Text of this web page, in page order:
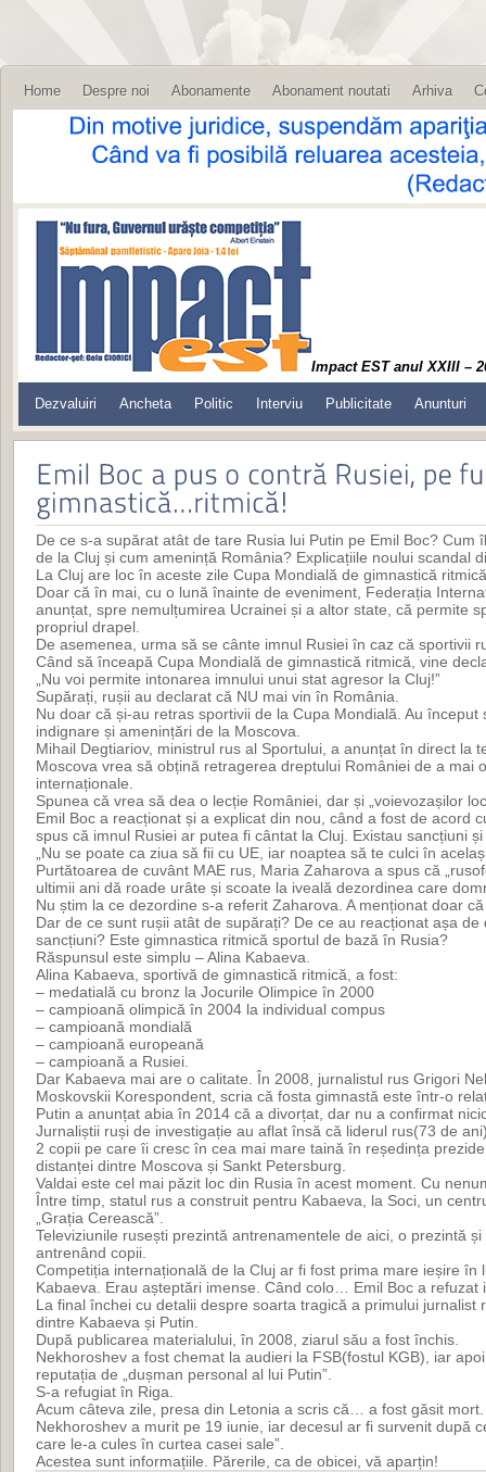
Home Despre noi Abonamente Abonament noutati Arhiva
Impact EST anul XXIII –
Dezvaluiri Ancheta Politic Interviu Publicitate Anunturi
De ce s-a supărat atât de tare Rusia lui Putin pe Emil Boc? Cum
de la Cluj și cum amenință România? Explicațiile noului scandal
La Cluj are loc în aceste zile Cupa Mondială de gimnastică
Doar că în mai, cu o lună înainte de eveniment, Federația
anunțat, spre nemulțumirea Ucrainei și a altor state, că permite
propriul drapel.
De asemenea, urma să se cânte imnul Rusiei în caz că sportivii
Când să înceapă Cupa Mondială de gimnastică ritmică, vine
„Nu voi permite intonarea imnului unui stat agresor la Cluj!”
Supărați, rușii au declarat că NU mai vin în România.
Nu doar că și-au retras sportivii de la Cupa Mondială. Au
indignare și amenințări de la Moscova.
Mihail Degtiariov, ministrul rus al Sportului, a anunțat în direct la
Moscova vrea să obțină retragerea dreptului României de a mai
internaționale.
Spunea că vrea să dea o lecție României, dar și „voievozașilor
Emil Boc a reacționat și a explicat din nou, când a fost de acord
spus că imnul Rusiei ar putea fi cântat la Cluj. Existau sancțiuni
„Nu se poate ca ziua să fii cu UE, iar noaptea să te culci în
Purtătoarea de cuvânt MAE rus, Maria Zaharova a spus că
ultimii ani dă roade urâte și scoate la iveală dezordinea care
Nu știm la ce dezordine s-a referit Zaharova. A menționat doar
Dar de ce sunt rușii atât de supărați? De ce au reacționat așa
sancțiuni? Este gimnastica ritmică sportul de bază în Rusia?
Răspunsul este simplu – Alina Kabaeva.
Alina Kabaeva, sportivă de gimnastică ritmică, a fost:
– medatială cu bronz la Jocurile Olimpice în 2000
– campioană olimpică în 2004 la individual compus
– campioană mondială
– campioană europeană
– campioană a Rusiei.
Dar Kabaeva mai are o calitate. În 2008, jurnalistul rus Grigori
Moskovskii Korespondent, scria că fosta gimnastă este într-o
Putin a anunțat abia în 2014 că a divorțat, dar nu a confirmat
Jurnaliștii ruși de investigație au aflat însă că liderul rus(73 de
2 copii pe care îi cresc în cea mai mare taină în reședința
distanței dintre Moscova și Sankt Petersburg.
Valdai este cel mai păzit loc din Rusia în acest moment. Cu
Între timp, statul rus a construit pentru Kabaeva, la Soci, un
„Grația Cerească”.
Televiziunile rusești prezintă antrenamentele de aici, o prezintă
antrenând copii.
Competiția internațională de la Cluj ar fi fost prima mare ieșire în
Kabaeva. Erau așteptări imense. Când colo… Emil Boc a refuzat
La final închei cu detalii despre soarta tragică a primului jurnalist
dintre Kabaeva și Putin.
După publicarea materialului, în 2008, ziarul său a fost închis.
Nekhoroshev a fost chemat la audieri la FSB(fostul KGB), iar
reputația de „dușman personal al lui Putin”.
S-a refugiat în Riga.
Acum câteva zile, presa din Letonia a scris că… a fost găsit mort.
Nekhoroshev a murit pe 19 iunie, iar decesul ar fi survenit după
care le-a cules în curtea casei sale”.
Acestea sunt informațiile. Părerile, ca de obicei, vă aparțin!